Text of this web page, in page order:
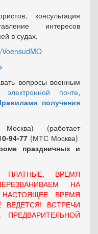
консультация
интересов
в судах.
вопросы военным
электронной почте,
получения
(работает
94-77 (МТС Москва)
праздничных и
ПЛАТНЫЕ, ВРЕМЯ
НА
ВРЕМЯ
ВСТРЕЧИ